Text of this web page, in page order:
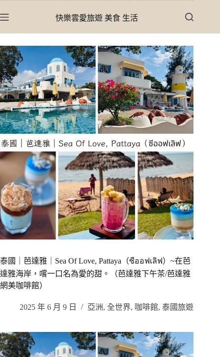
至
內
容
快樂雲愛旅遊 美食 生活
泰國｜芭達雅｜Sea Of Love, Pattaya（ซีออฟเลิฟ）~在芭
達雅海岸，嚐一口名為愛的甜。（芭達雅下午茶/芭達雅
網美咖啡館）
2025 年 6 月 9 日 亞洲, 全世界, 咖啡館, 泰國旅遊